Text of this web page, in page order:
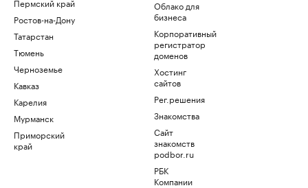
Ростов-на-Дону
Татарстан
Тюмень
Черноземье
Кавказ
Карелия
Мурманск
Приморский
край
Облако для
бизнеса
Корпоративный
регистратор
доменов
Хостинг
сайтов
Рег.решения
Знакомства
Сайт
знакомств
podbor.ru
РБК
Компании